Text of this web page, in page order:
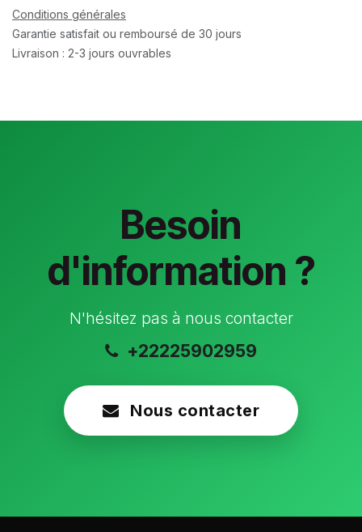
Conditions générales
Garantie satisfait ou remboursé de 30 jours
Livraison : 2-3 jours ouvrables
Besoin
d'information ?
N'hésitez pas à nous contacter
+22225902959
Nous contacter